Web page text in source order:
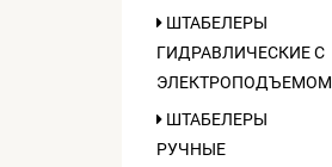
ШТАБЕЛЕРЫ
ГИДРАВЛИЧЕСКИЕ C
ЭЛЕКТРОПОДЪЕМОМ
ШТАБЕЛЕРЫ
РУЧНЫЕ